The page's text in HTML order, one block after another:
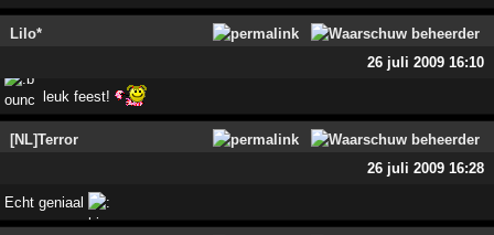
Lilo*
26 juli 2009 16:10
leuk feest!
[NL]Terror
26 juli 2009 16:28
Echt geniaal